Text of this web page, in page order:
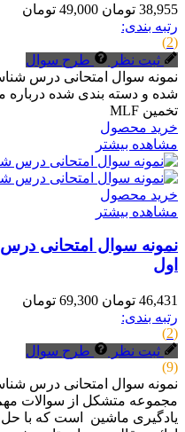
38,955 تومان
49,000 تومان
رتبه بندی:
(2)
ثبت نظر
طرح سوال
نمونه سوال امتحانی درس
تخمین MLF
خرید محصول
مشاهده بیشتر
خرید محصول
مشاهده بیشتر
نمونه سوال امتحانی
اول
46,431 تومان
69,300 تومان
رتبه بندی:
(2)
ثبت نظر
طرح سوال
(9)
نمونه سوال امتحانی درس
مجموعه متشکل از سوالات
یادگیری ماشین است که با